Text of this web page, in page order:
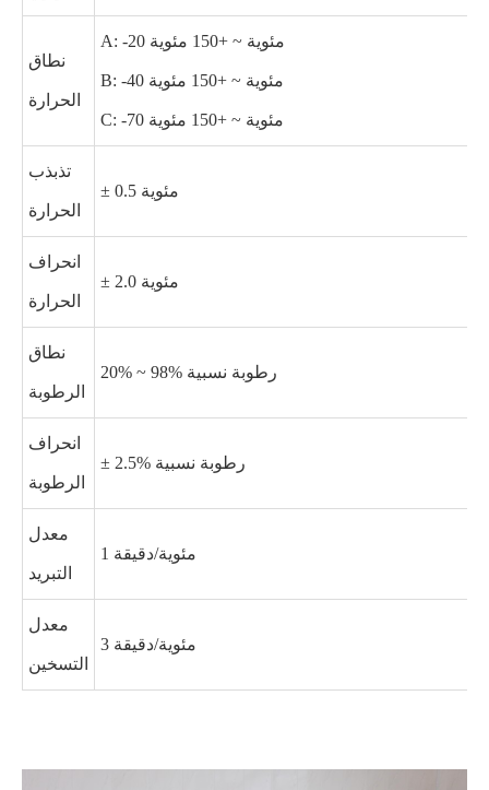
نطاق
الحرارة
A: -20 مئوية ~ +150 مئوية
B: -40 مئوية ~ +150 مئوية
C: -70 مئوية ~ +150 مئوية
تذبذب
الحرارة
± 0.5 مئوية
انحراف
الحرارة
± 2.0 مئوية
نطاق
الرطوبة
20% ~ 98% رطوبة نسبية
انحراف
الرطوبة
± 2.5% رطوبة نسبية
معدل
التبريد
1 مئوية/دقيقة
معدل
التسخين
3 مئوية/دقيقة